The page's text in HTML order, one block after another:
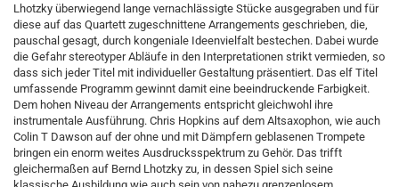
Lhotzky überwiegend lange vernachlässigte Stücke ausgegraben und für
diese auf das Quartett zugeschnittene Arrangements geschrieben, die,
pauschal gesagt, durch kongeniale Ideenvielfalt bestechen. Dabei wurde
die Gefahr stereotyper Abläufe in den Interpretationen strikt vermieden, so
dass sich jeder Titel mit individueller Gestaltung präsentiert. Das elf Titel
umfassende Programm gewinnt damit eine beeindruckende Farbigkeit.
Dem hohen Niveau der Arrangements entspricht gleichwohl ihre
instrumentale Ausführung. Chris Hopkins auf dem Altsaxophon, wie auch
Colin T Dawson auf der ohne und mit Dämpfern geblasenen Trompete
bringen ein enorm weites Ausdrucksspektrum zu Gehör. Das trifft
gleichermaßen auf Bernd Lhotzky zu, in dessen Spiel sich seine